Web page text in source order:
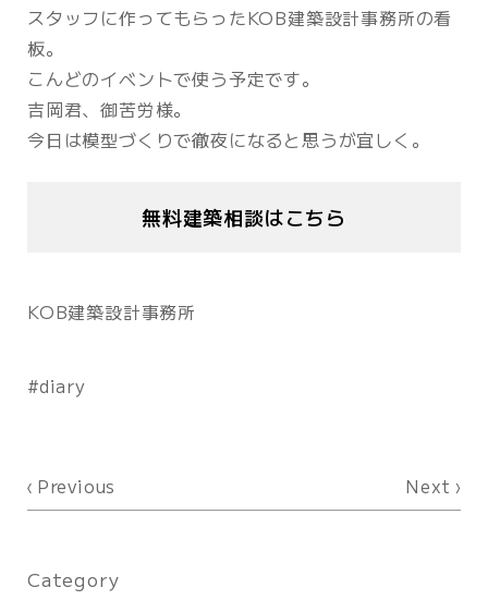
スタッフに作ってもらったKOB建築設計事務所の看
板。
こんどのイベントで使う予定です。
吉岡君、御苦労様。
今日は模型づくりで徹夜になると思うが宜しく。
無料建築相談はこちら
KOB建築設計事務所
diary
Previous Next
Category